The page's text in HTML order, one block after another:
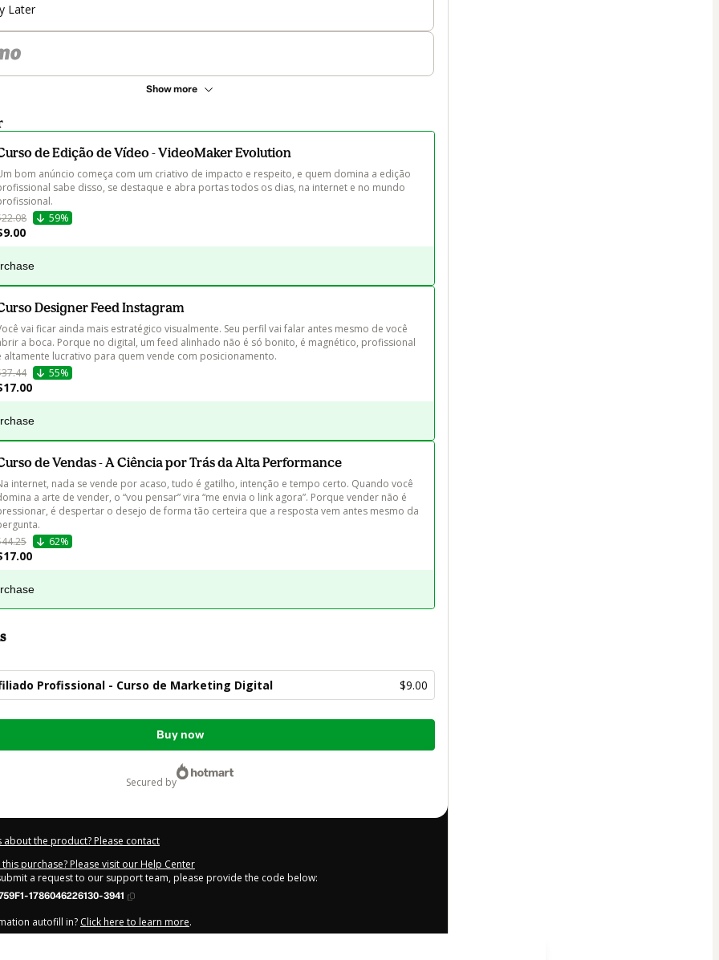
Later
Show more
de Edição de Vídeo - VideoMaker Evolution
bom anúncio começa com um criativo de impacto e respeito, e quem domina a edição
sabe disso, se destaque e abra portas todos os dias, na internet e no mundo
59%
Designer Feed Instagram
vai ficar ainda mais estratégico visualmente. Seu perfil vai falar antes mesmo de você
a boca. Porque no digital, um feed alinhado não é só bonito, é magnético, profissional
altamente lucrativo para quem vende com posicionamento.
55%
de Vendas - A Ciência por Trás da Alta Performance
internet, nada se vende por acaso, tudo é gatilho, intenção e tempo certo. Quando você
a arte de vender, o “vou pensar” vira “me envia o link agora”. Porque vender não é
é despertar o desejo de forma tão certeira que a resposta vem antes mesmo da
62%
Profissional - Curso de Marketing Digital $9.00
Buy now
secured by
about the product? Please contact
purchase? Please visit our Help Center
a request to our support team, please provide the code below:
1786046226130-3941
autofill in? Click here to learn more.